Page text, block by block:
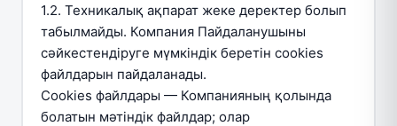
1.2. Техникалық ақпарат жеке деректер болып
табылмайды. Компания Пайдаланушыны
сәйкестендіруге мүмкіндік беретін cookies
файлдарын пайдаланады.
Cookies файлдары — Компанияның қолында
болатын мәтіндік файлдар; олар